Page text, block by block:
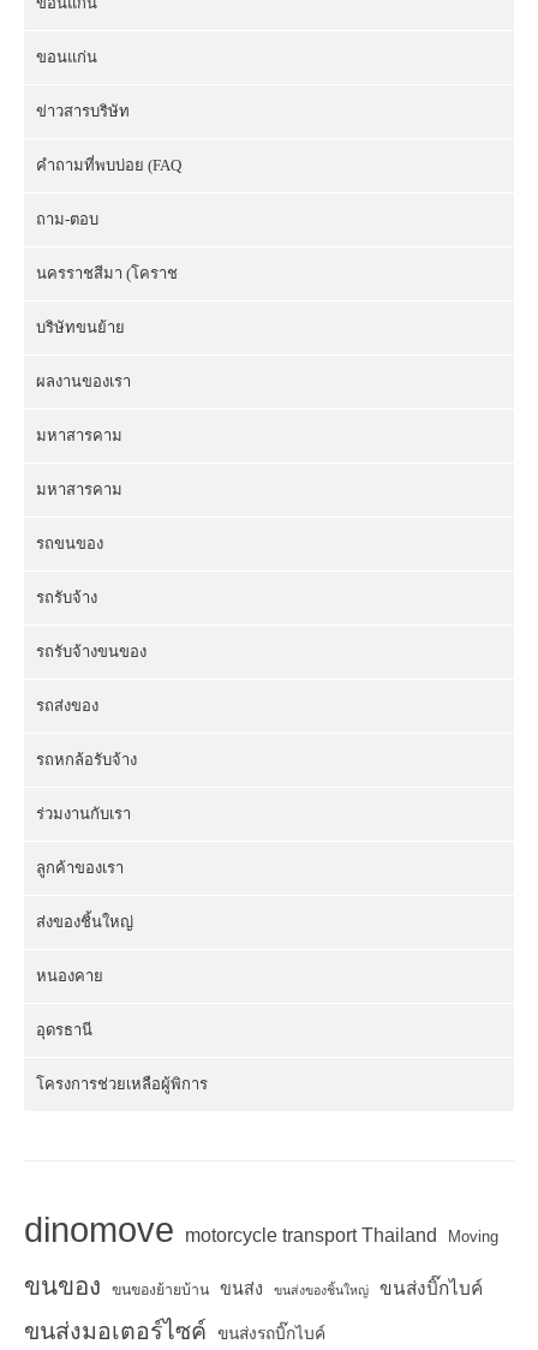
ขอนแก่น
ข่าวสารบริษัท
คำถามที่พบบ่อย (FAQ
ถาม-ตอบ
นครราชสีมา (โคราช
บริษัทขนย้าย
ผลงานของเรา
มหาสารคาม
มหาสารคาม
รถขนของ
รถรับจ้าง
รถรับจ้างขนของ
รถส่งของ
รถหกล้อรับจ้าง
ร่วมงานกับเรา
ลูกค้าของเรา
ส่งของชิ้นใหญ่
หนองคาย
อุดรธานี
โครงการช่วยเหลือผู้พิการ
dinomove motorcycle transport Thailand Moving
ขนของ ขนของย้ายบ้าน ขนส่ง ขนส่งของชิ้นใหญ่ ขนส่งบิ๊กไบค์
ขนส่งมอเตอร์ไซค์ ขนส่งรถบิ๊กไบค์